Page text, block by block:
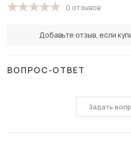
0 отзывов
Добавьте отзыв, если
ВОПРОС-ОТВЕТ
Задать